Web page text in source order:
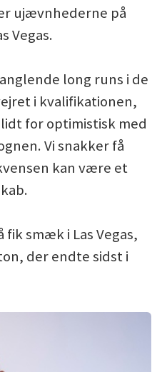
ujævnhederne på
Vegas.
long runs i de
i kvalifikationen,
for optimistisk med
Vi snakker få
kan være et
smæk i Las Vegas,
der endte sidst i